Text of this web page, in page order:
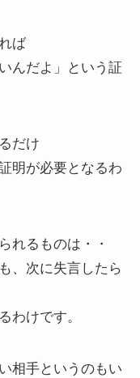
ば
んだよ」という証
だけ
明が必要となるわ
れるものは・・
、次に失言したら
わけです。
相手というのもい